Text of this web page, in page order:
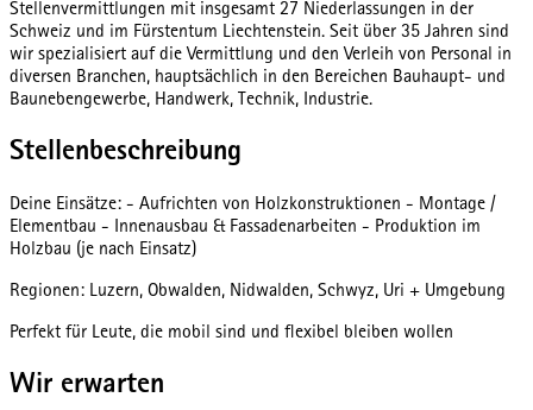
Stellenvermittlungen mit insgesamt 27 Niederlassungen in der
Schweiz und im Fürstentum Liechtenstein. Seit über 35 Jahren sind
wir spezialisiert auf die Vermittlung und den Verleih von Personal in
diversen Branchen, hauptsächlich in den Bereichen Bauhaupt- und
Baunebengewerbe, Handwerk, Technik, Industrie.
Stellenbeschreibung
Deine Einsätze: - Aufrichten von Holzkonstruktionen - Montage /
Elementbau - Innenausbau & Fassadenarbeiten - Produktion im
Holzbau (je nach Einsatz)
Regionen: Luzern, Obwalden, Nidwalden, Schwyz, Uri + Umgebung
Perfekt für Leute, die mobil sind und flexibel bleiben wollen
Wir erwarten